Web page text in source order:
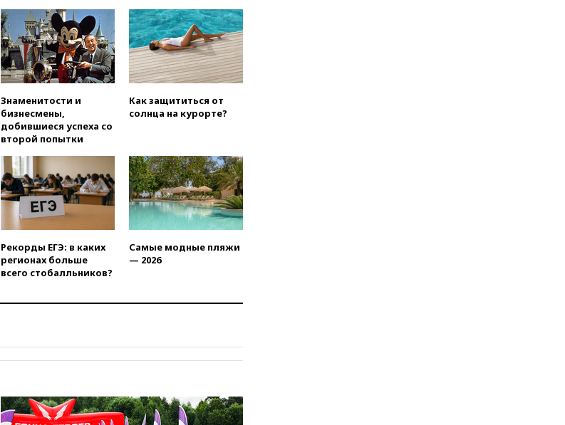
области
вчера, 17:25В аэропортах
Сочи и Геленджика сняты
ограничения
вчера, 17:17Власти РФ
атак на склады Wildberries
бизнесу
Popcorn Books запросили
четыре года условно
вчера, 16:46ЦБ:
международные резервы
России снизились
восстановление Херсонской
области направят 6,8 млрд
рублей
вчера, 15:45Спутник
«Электро-Л» № 5 введен в
погибли при атаках дронов
ВСУ в Брянской области
Знаменитости и
бизнесмены,
добившиеся успеха со
второй попытки
Как защититься от
солнца на курорте?
Рекорды ЕГЭ: в каких
регионах больше
всего стобалльников?
Самые модные пляжи
— 2026